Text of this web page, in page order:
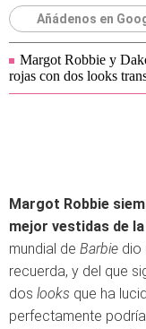
Añádenos en
Margot Robbie y
rojas con dos looks
Margot Robbie
mejor vestidas de
mundial de Barbie dio
recuerda, y del que
dos looks que ha
perfectamente